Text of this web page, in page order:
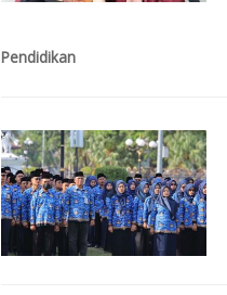
Pendidikan